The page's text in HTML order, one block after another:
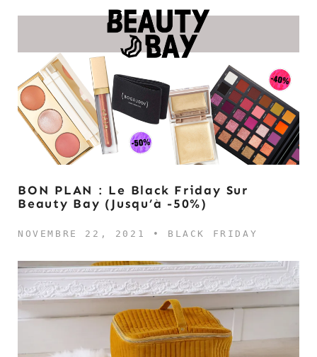
BON PLAN : Le Black Friday Sur
Beauty Bay (jusqu’à -50%)
NOVEMBRE 22, 2021 • BLACK FRIDAY